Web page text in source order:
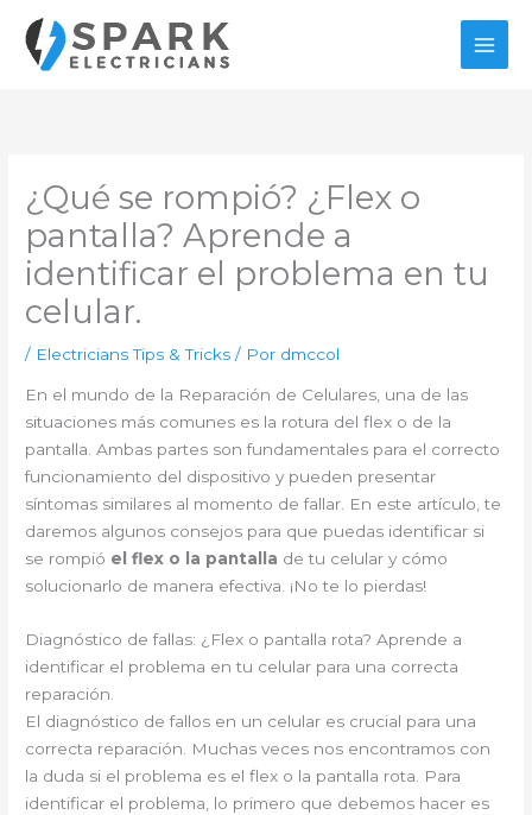
contenido
¿Qué se rompió? ¿Flex o
pantalla? Aprende a
identificar el problema en tu
celular.
/ Electricians Tips & Tricks / Por dmccol
En el mundo de la Reparación de Celulares, una de las
situaciones más comunes es la rotura del flex o de la
pantalla. Ambas partes son fundamentales para el correcto
funcionamiento del dispositivo y pueden presentar
síntomas similares al momento de fallar. En este artículo, te
daremos algunos consejos para que puedas identificar si
se rompió el flex o la pantalla de tu celular y cómo
solucionarlo de manera efectiva. ¡No te lo pierdas!
Diagnóstico de fallas: ¿Flex o pantalla rota? Aprende a
identificar el problema en tu celular para una correcta
reparación.
El diagnóstico de fallos en un celular es crucial para una
correcta reparación. Muchas veces nos encontramos con
la duda si el problema es el flex o la pantalla rota. Para
identificar el problema, lo primero que debemos hacer es